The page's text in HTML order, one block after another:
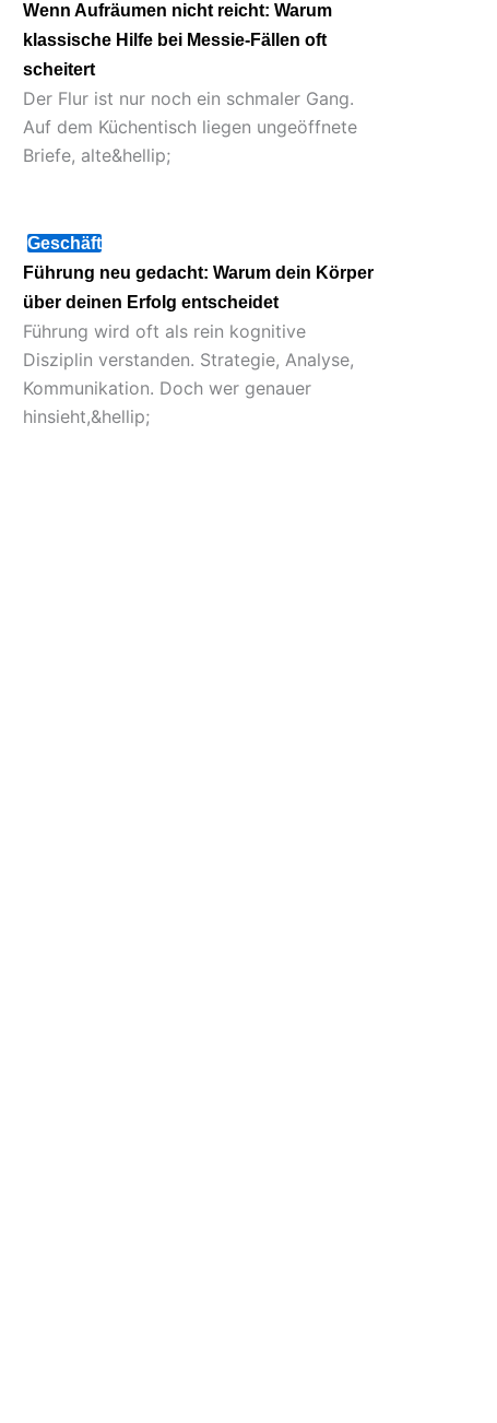
Wenn Aufräumen nicht reicht: Warum
klassische Hilfe bei Messie-Fällen oft
scheitert
Der Flur ist nur noch ein schmaler Gang.
Auf dem Küchentisch liegen ungeöffnete
Briefe, alte&hellip;
Geschäft
Führung neu gedacht: Warum dein Körper
über deinen Erfolg entscheidet
Führung wird oft als rein kognitive
Disziplin verstanden. Strategie, Analyse,
Kommunikation. Doch wer genauer
hinsieht,&hellip;